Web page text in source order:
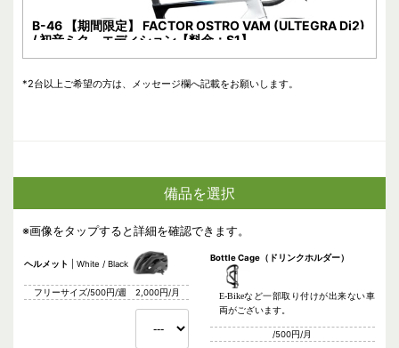
B-46 【期間限定】 FACTOR OSTRO VAM (ULTEGRA Di2)
/ 初音ミク エディション【料金：S1】
*2台以上ご希望の方は、メッセージ欄へ記載をお願いします。
備品を選択
※画像をタップすると詳細を確認できます。
ヘルメット White / Black
フリーサイズ/500円/週 2,000円/月
Bottle Cage（ドリンクホルダー）
E-Bikeなど一部取り付けが出来ない車
両がございます。
/500円/月